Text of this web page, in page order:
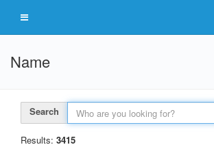
Name
Search
Results: 3415